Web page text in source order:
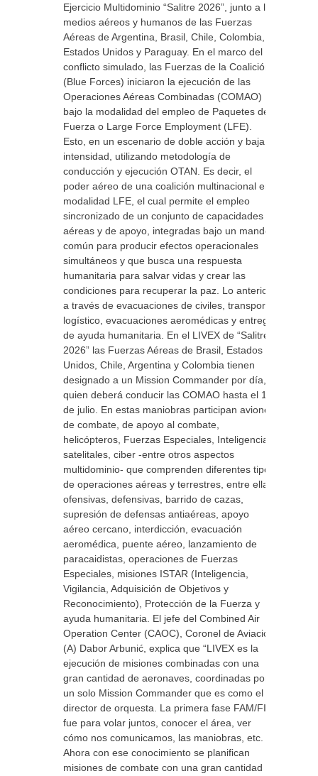
Ejercicio Multidominio “Salitre 2026”, junto a los
medios aéreos y humanos de las Fuerzas
Aéreas de Argentina, Brasil, Chile, Colombia,
Estados Unidos y Paraguay. En el marco del
conflicto simulado, las Fuerzas de la Coalición
(Blue Forces) iniciaron la ejecución de las
Operaciones Aéreas Combinadas (COMAO)
bajo la modalidad del empleo de Paquetes de
Fuerza o Large Force Employment (LFE).
Esto, en un escenario de doble acción y baja
intensidad, utilizando metodología de
conducción y ejecución OTAN. Es decir, el
poder aéreo de una coalición multinacional en
modalidad LFE, el cual permite el empleo
sincronizado de un conjunto de capacidades
aéreas y de apoyo, integradas bajo un mando
común para producir efectos operacionales
simultáneos y que busca una respuesta
humanitaria para salvar vidas y crear las
condiciones para recuperar la paz. Lo anterior
a través de evacuaciones de civiles, transporte
logístico, evacuaciones aeromédicas y entrega
de ayuda humanitaria. En el LIVEX de “Salitre
2026” las Fuerzas Aéreas de Brasil, Estados
Unidos, Chile, Argentina y Colombia tienen
designado a un Mission Commander por día,
quien deberá conducir las COMAO hasta el 10
de julio. En estas maniobras participan aviones
de combate, de apoyo al combate,
helicópteros, Fuerzas Especiales, Inteligencia,
satelitales, ciber -entre otros aspectos
multidominio- que comprenden diferentes tipos
de operaciones aéreas y terrestres, entre ellas,
ofensivas, defensivas, barrido de cazas,
supresión de defensas antiaéreas, apoyo
aéreo cercano, interdicción, evacuación
aeromédica, puente aéreo, lanzamiento de
paracaidistas, operaciones de Fuerzas
Especiales, misiones ISTAR (Inteligencia,
Vigilancia, Adquisición de Objetivos y
Reconocimiento), Protección de la Fuerza y
ayuda humanitaria. El jefe del Combined Air
Operation Center (CAOC), Coronel de Aviación
(A) Dabor Arbunić, explica que “LIVEX es la
ejecución de misiones combinadas con una
gran cantidad de aeronaves, coordinadas por
un solo Mission Commander que es como el
director de orquesta. La primera fase FAM/FIT
fue para volar juntos, conocer el área, ver
cómo nos comunicamos, las maniobras, etc.
Ahora con ese conocimiento se planifican
misiones de combate con una gran cantidad